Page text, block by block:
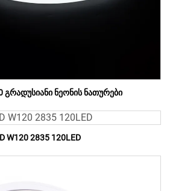
გრადუსიანი ნეონის ნათურები
W120 2835 120LED